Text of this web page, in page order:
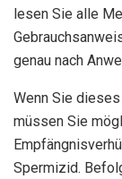
lesen Sie alle
genau nach
Wenn Sie
müssen Sie
Spermizid.